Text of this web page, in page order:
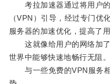
考拉加速器通过将用户的
（VPN）引导，经过专门优
服务器的加速优化，提高了
这就像给用户的网络加了
世界中能够快速地畅行无阻。
与一些免费的VPN服务相